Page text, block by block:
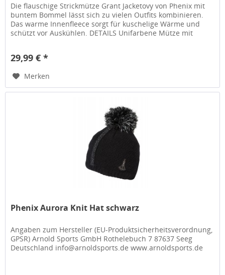
Die flauschige Strickmütze Grant Jacketovy von Phenix mit
buntem Bommel lässt sich zu vielen Outfits kombinieren.
Das warme Innenfleece sorgt für kuschelige Wärme und
schützt vor Auskühlen. DETAILS Unifarbene Mütze mit
29,99 € *
Merken
Phenix Aurora Knit Hat schwarz
Angaben zum Hersteller (EU-Produktsicherheitsverordnung,
GPSR) Arnold Sports GmbH Rothelebuch 7 87637 Seeg
Deutschland info@arnoldsports.de www.arnoldsports.de